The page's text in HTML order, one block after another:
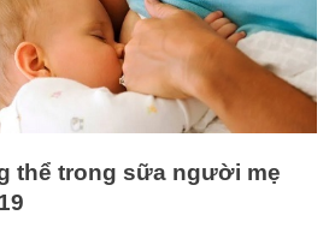
thể trong sữa người mẹ